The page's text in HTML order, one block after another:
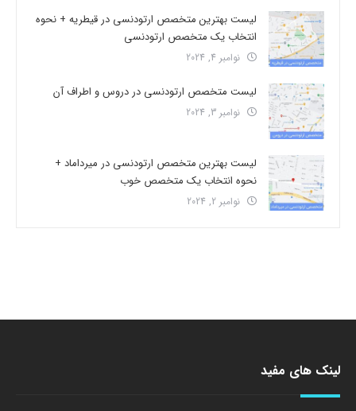
لیست بهترین متخصص ارتودنسی در قیطریه + نحوه
انتخاب یک متخصص ارتودنسی
نوامبر 4, 2024
لیست متخصص ارتودنسی در دروس و اطراف آن
نوامبر 3, 2024
لیست بهترین متخصص ارتودنسی در میرداماد +
نحوه انتخاب یک متخصص خوب
نوامبر 2, 2024
لینک های مفید